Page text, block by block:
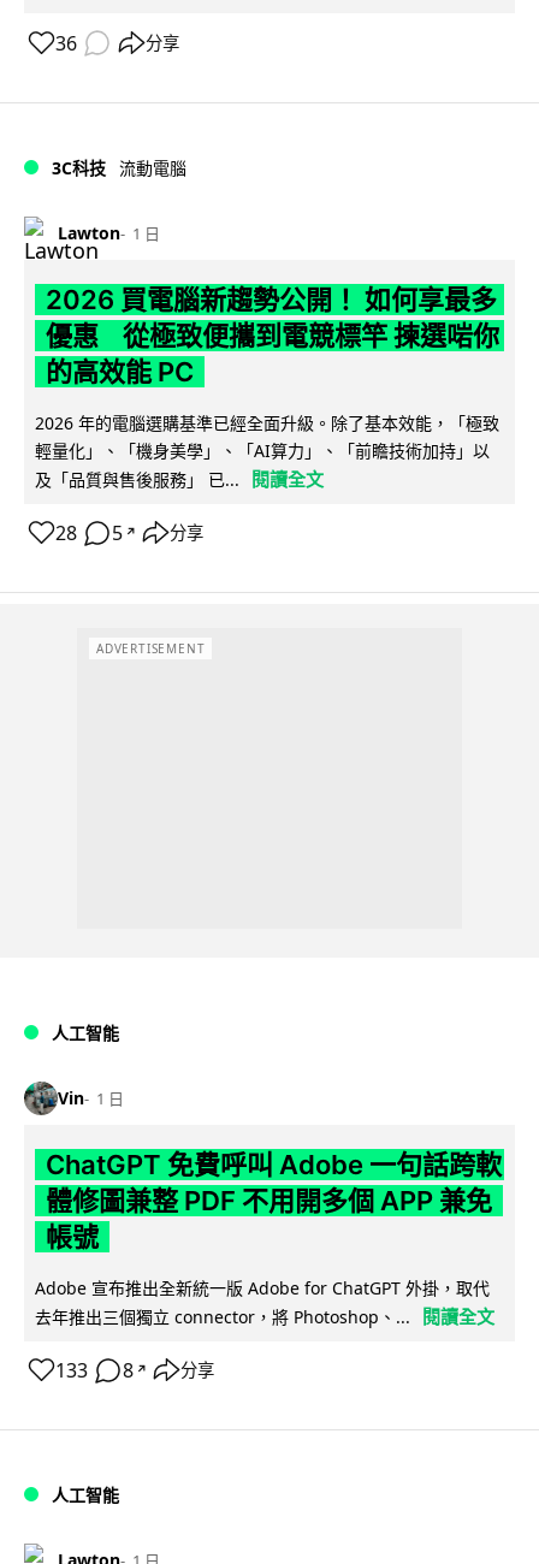
36 分享
3C科技 流動電腦
Lawton 1 日
2026 買電腦新趨勢公開！ 如何享最多
優惠 從極致便攜到電競標竿 揀選啱你
的高效能 PC
2026 年的電腦選購基準已經全面升級。除了基本效能，「極致
輕量化」、「機身美學」、「AI算力」、「前瞻技術加持」以
及「品質與售後服務」 已...
閱讀全文
28 5 ↗ 分享
ADVERTISEMENT
人工智能
Vin 1 日
ChatGPT 免費呼叫 Adobe 一句話跨軟
體修圖兼整 PDF 不用開多個 APP 兼免
帳號
Adobe 宣布推出全新統一版 Adobe for ChatGPT 外掛，取代
去年推出三個獨立 connector，將 Photoshop、...
閱讀全文
133 8 ↗ 分享
人工智能